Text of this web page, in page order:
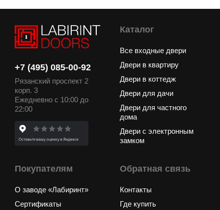
+7 (495) 085-00-92
Рязанский проспект 2
корп. 3
Ежедневно с 10:00 до
22:00
Каталог
Все входные двери
Двери в квартиру
Двери в коттедж
Двери для дачи
Двери для частного
дома
Двери с электронным
замком
Покупателям
О заводе «Лабиринт»
Сертификаты
Обратная связь
Контакты
Где купить